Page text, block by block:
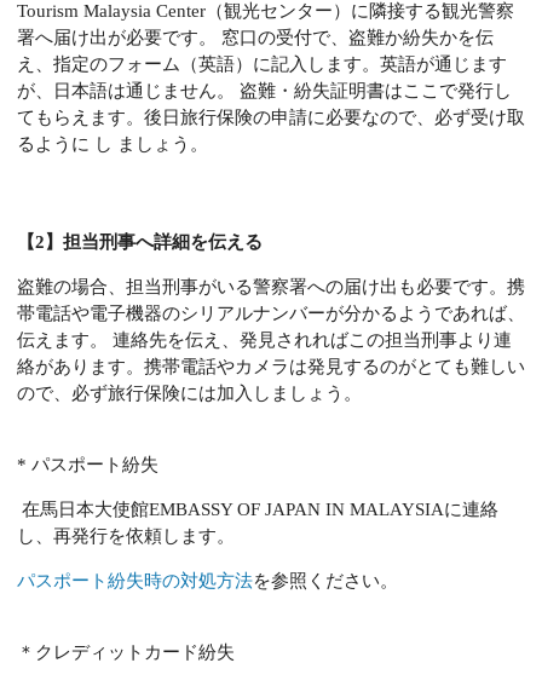
Tourism Malaysia Center（観光センター）に隣接する観光警察
署へ届け出が必要です。 窓口の受付で、盗難か紛失かを伝
え、指定のフォーム（英語）に記入します。英語が通じます
が、日本語は通じません。 盗難・紛失証明書はここで発行し
てもらえます。後日旅行保険の申請に必要なので、必ず受け取
るように し ましょう。
【2】担当刑事へ詳細を伝える
盗難の場合、担当刑事がいる警察署への届け出も必要です。携
帯電話や電子機器のシリアルナンバーが分かるようであれば、
伝えます。 連絡先を伝え、発見されればこの担当刑事より連
絡があります。携帯電話やカメラは発見するのがとても難しい
ので、必ず旅行保険には加入しましょう。
* パスポート紛失
在馬日本大使館EMBASSY OF JAPAN IN MALAYSIAに連絡
し、再発行を依頼します。
パスポート紛失時の対処方法を参照ください。
＊クレディットカード紛失